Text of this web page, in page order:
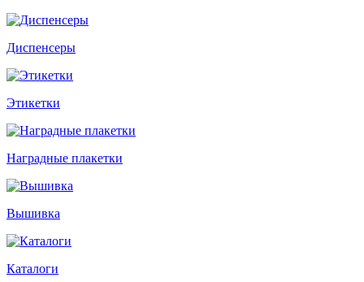
Диспенсеры
Этикетки
Наградные плакетки
Вышивка
Каталоги